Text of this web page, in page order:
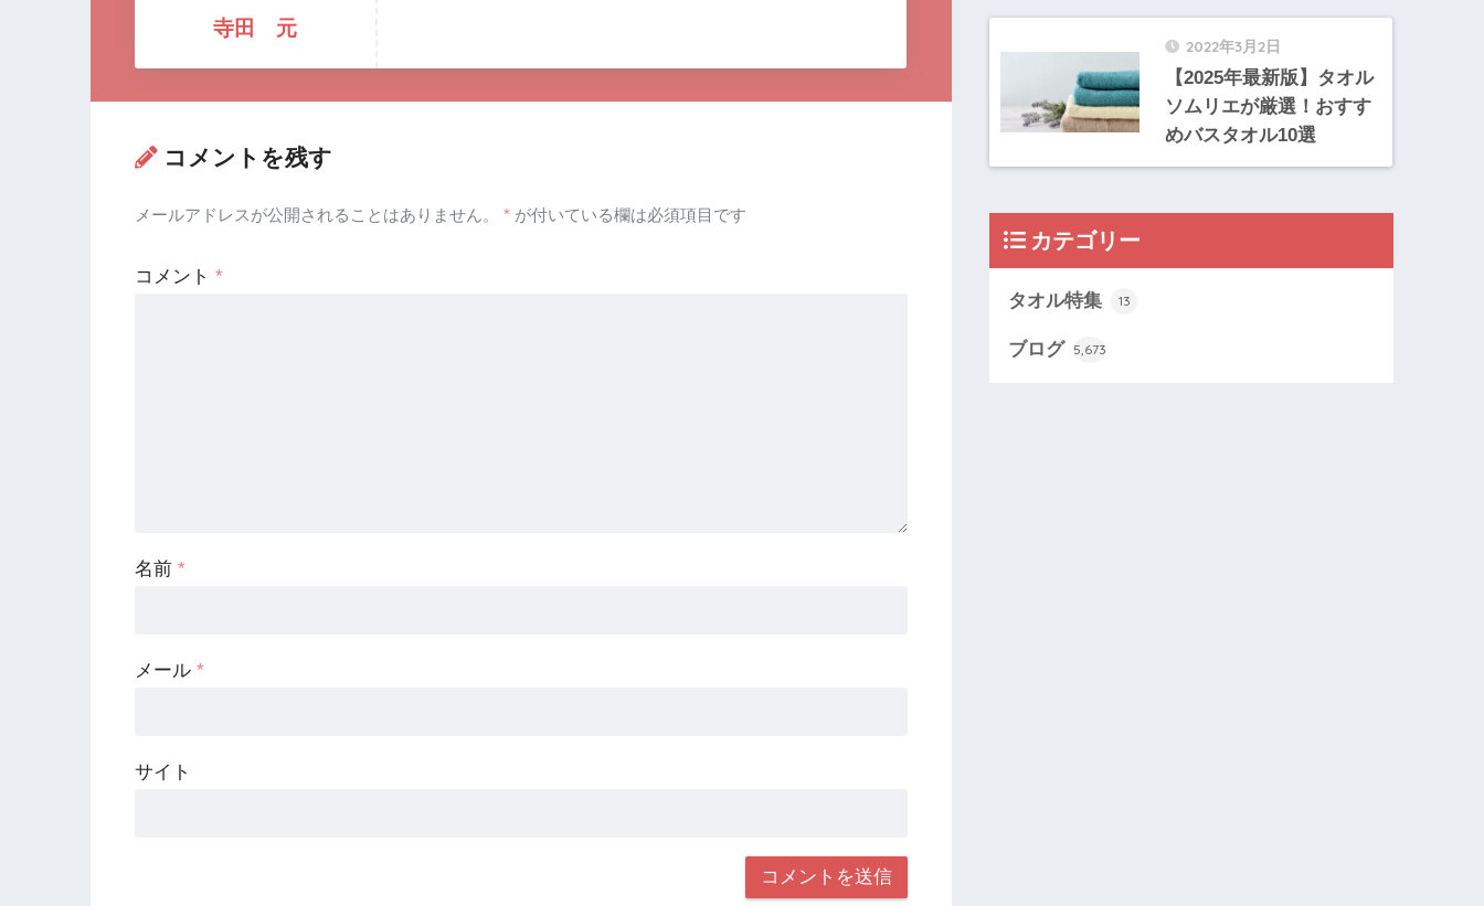
寺田 元
コメントを残す
メールアドレスが公開されることはありません。 * が付いている欄は必須項目です
コメント *
名前 *
メール *
サイト
2022年3月2日
【2025年最新版】タオル
ソムリエが厳選！おすす
めバスタオル10選
カテゴリー
タオル特集 13
ブログ 5,673